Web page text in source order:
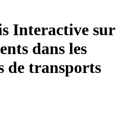
Interactive sur
dans les
de transports